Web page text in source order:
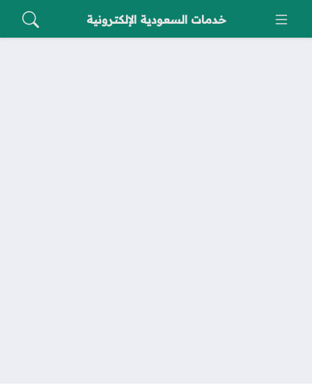
خدمات السعودية الإلكترونية